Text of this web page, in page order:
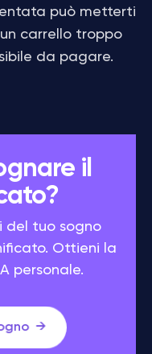
può metterti
carrello troppo
da pagare.
il
del tuo sogno
Ottieni la
personale.